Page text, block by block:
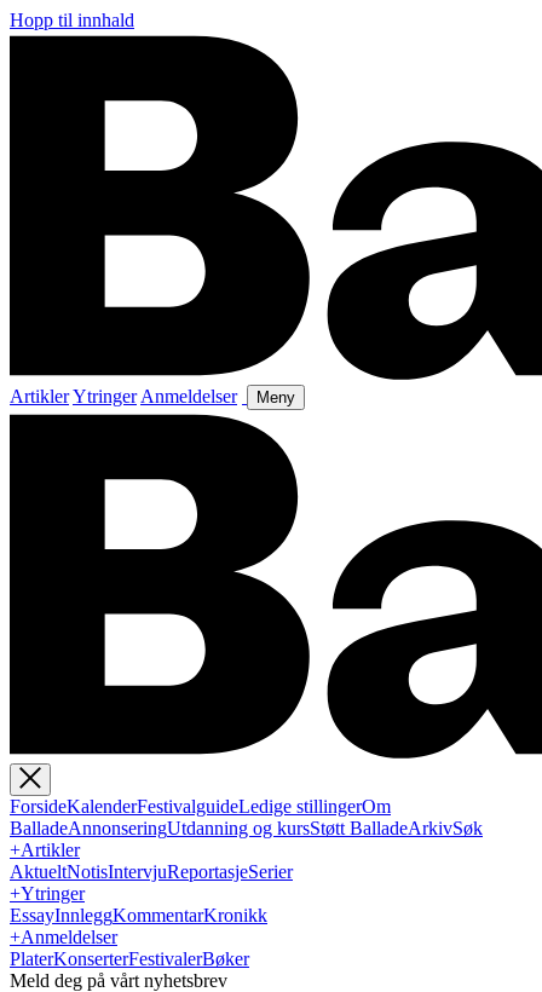
Hopp til innhald
ArtiklerYtringer Anmeldelser Meny
ForsideKalenderFestivalguideLedige stillingerOm
BalladeAnnonseringUtdanning og kursStøtt BalladeArkivSøk
+Artikler
AktueltNotisIntervjuReportasjeSerier
+Ytringer
EssayInnleggKommentarKronikk
+Anmeldelser
PlaterKonserterFestivalerBøker
Meld deg på vårt nyhetsbrev